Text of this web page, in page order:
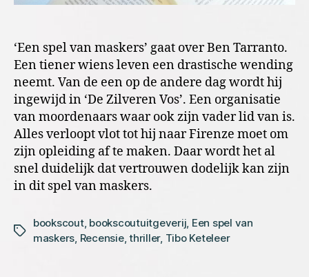
‘Een spel van maskers’ gaat over Ben Tarranto.
Een tiener wiens leven een drastische wending
neemt. Van de een op de andere dag wordt hij
ingewijd in ‘De Zilveren Vos’. Een organisatie
van moordenaars waar ook zijn vader lid van is.
Alles verloopt vlot tot hij naar Firenze moet om
zijn opleiding af te maken. Daar wordt het al
snel duidelijk dat vertrouwen dodelijk kan zijn
in dit spel van maskers.
Tags
bookscout, bookscoutuitgeverij Een spel van
maskers Recensie,thriller, Tibo Keteleer